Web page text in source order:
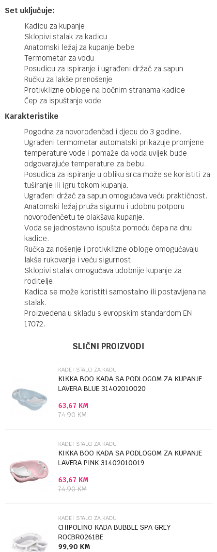
Set uključuje:
Kadicu za kupanje
Sklopivi stalak za kadicu
Anatomski ležaj za kupanje bebe
Termometar za vodu
Posudicu za ispiranje i ugrađeni držač za sapun
Ručku za lakše prenošenje
Protivklizne obloge na bočnim stranama kadice
Čep za ispuštanje vode
Karakteristike
Pogodna za novorođenčad i djecu do 3 godine.
Ugrađeni termometar automatski prikazuje promjene
temperature vode i pomaže da voda uvijek bude
odgovarajuće temperature za bebu.
Posudica za ispiranje u obliku srca može se koristiti za
tuširanje ili igru tokom kupanja.
Ugrađeni držač za sapun omogućava veću praktičnost.
Anatomski ležaj pruža sigurnu i udobnu potporu
novorođenčetu te olakšava kupanje.
Voda se jednostavno ispušta pomoću čepa na dnu
kadice.
Ručka za nošenje i protivklizne obloge omogućavaju
lakše rukovanje i veću sigurnost.
Sklopivi stalak omogućava udobnije kupanje za
roditelje.
Kadica se može koristiti samostalno ili postavljena na
stalak.
Proizvedena u skladu s evropskim standardom EN
17072.
Kade i stalci za kadu
Poruka
Anti-spam zaštita - izračunajte koliko je 2 + 3 :
SLIČNI PROIZVODI
KADE I STALCI ZA KADU
KIKKA BOO KADA SA PODLOGOM ZA KUPANJE
LAVERA BLUE 31402010020
63,67 KM
74,90KM
KADE I STALCI ZA KADU
KIKKA BOO KADA SA PODLOGOM ZA KUPANJE
LAVERA PINK 31402010019
63,67 KM
74,90KM
KADE I STALCI ZA KADU
CHIPOLINO KADA BUBBLE SPA GREY
ROCBR0261BE
99,90 KM